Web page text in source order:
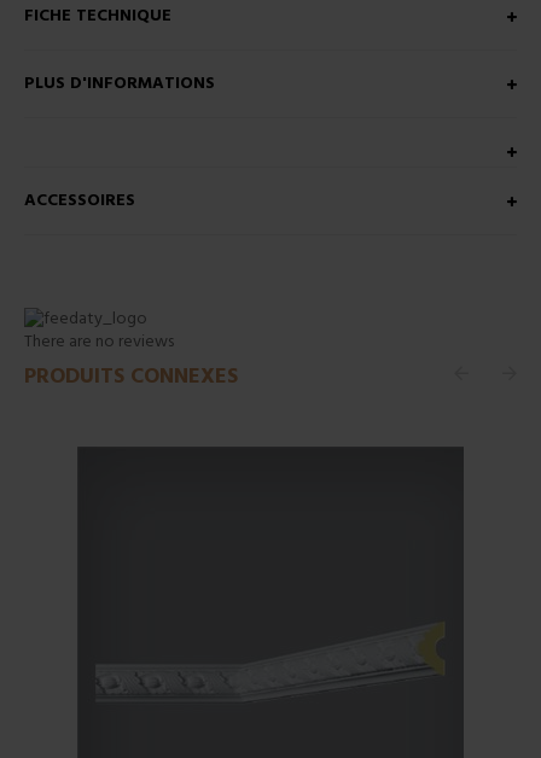
FICHE TECHNIQUE
PLUS D'INFORMATIONS
ACCESSOIRES
There are no reviews
PRODUITS CONNEXES